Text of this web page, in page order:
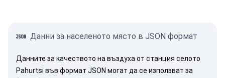
Данни за населеното място в JSON формат
Данните за качеството на въздуха от станция селото
Pahurtsi във формат JSON могат да се използват за